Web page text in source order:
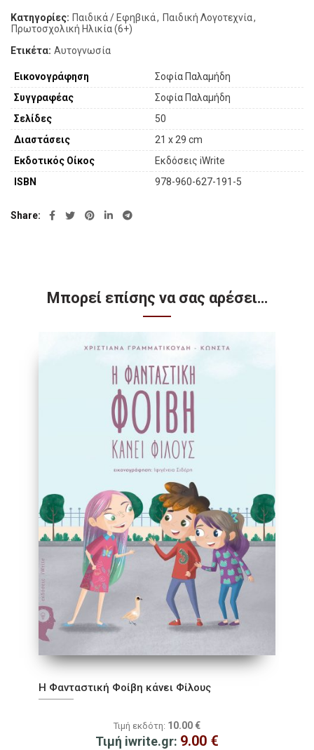
Κατηγορίες: Παιδικά / Εφηβικά, Παιδική Λογοτεχνία,
Πρωτοσχολική Ηλικία (6+)
Ετικέτα: Αυτογνωσία
Εικονογράφηση
Σοφία Παλαμήδη
Συγγραφέας
Σοφία Παλαμήδη
Σελίδες
50
Διαστάσεις
21 x 29 cm
Εκδοτικός Οίκος
Εκδόσεις iWrite
ISBN
978-960-627-191-5
Share
Μπορεί επίσης να σας αρέσει…
Η Φανταστική Φοίβη κάνει Φίλους
Τιμή εκδότη: 10.00 €
Τιμή iwrite.gr: 9.00 €